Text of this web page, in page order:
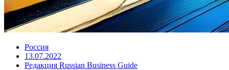
Россия
13.07.2022
Редакция Russian Business Guide